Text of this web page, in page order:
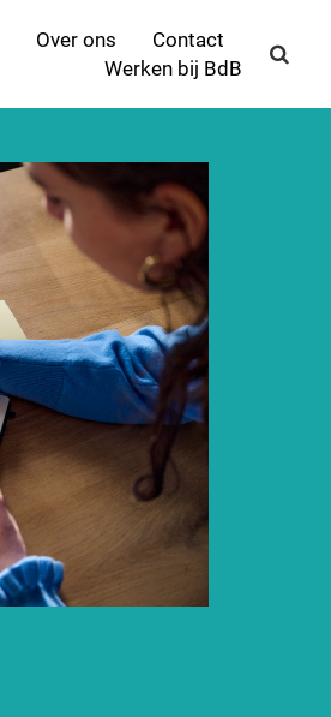
Over ons
Contact
Werken bij BdB